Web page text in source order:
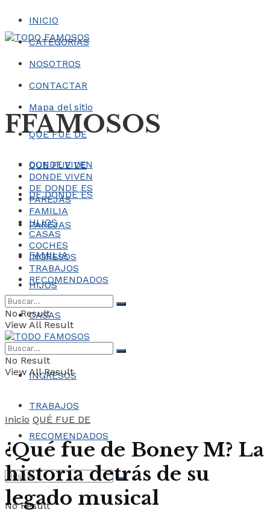
INICIO
CATEGORÍAS
NOSOTROS
CONTACTAR
Mapa del sitio
FFAMOSOS
QUE FUE DE
DONDE VIVEN
DE DONDE ES
PAREJAS
FAMILIA
HIJOS
CASAS
COCHES
INGRESOS
TRABAJOS
RECOMENDADOS
No Result
QUE FUE DE
DONDE VIVEN
DE DONDE ES
PAREJAS
FAMILIA
HIJOS
CASAS
COCHES
INGRESOS
TRABAJOS
RECOMENDADOS
No Result
View All Result
No Result
View All Result
Inicio QUÉ FUE DE
¿Qué fue de Boney M? La
historia detrás de su
legado musical